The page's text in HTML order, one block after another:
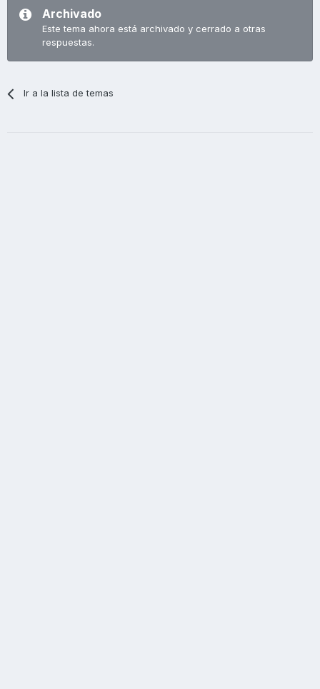
Archivado
Este tema ahora está archivado y cerrado a otras
respuestas.
Ir a la lista de temas